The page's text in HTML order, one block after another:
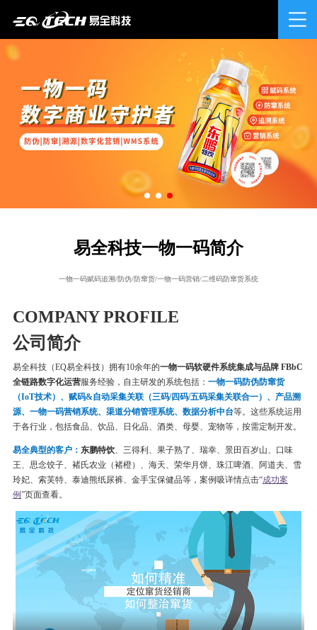
易全科技一物一码简介
一物一码赋码追溯/防伪/防窜货/一物一码营销/二维码防窜货系统
COMPANY PROFILE
公司简介
易全科技（EQ易全科技）拥有10余年的一物一码软硬件系统集成与品牌 FBbC
全链路数字化运营服务经验，自主研发的系统包括： 一物一码防伪防窜货
（IoT技术）、赋码&自动采集关联（三码/四码/五码采集关联合一）、产品溯
源、一物一码营销系统、渠道分销管理系统、数据分析中台等。这些系统运用
于各行业，包括食品、饮品、日化品、酒类、母婴、宠物等，按需定制开发。
易全典型的客户： 东鹏特饮、三得利、果子熟了、瑞幸、 景田百岁山、口味
王、思念饺子、 褚氏农业（褚橙）、 海天、荣华月饼、 珠江啤酒、 阿道夫、雪
玲妃、索芙特、泰迪熊纸尿裤、金手宝保健品等，案例吸详情点击“成功案
例”页面查看。